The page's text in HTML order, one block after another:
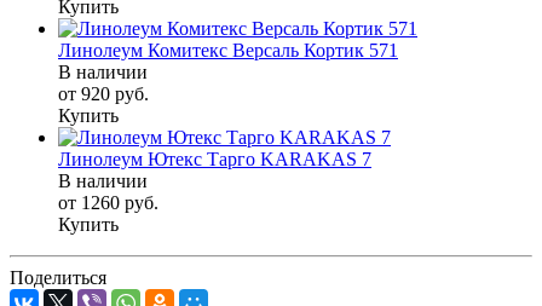
Купить
Линолеум Комитекс Версаль Кортик 571
В наличии
от 920 руб.
Купить
Линолеум Ютекс Тарго KARAKAS 7
В наличии
от 1260 руб.
Купить
Поделиться